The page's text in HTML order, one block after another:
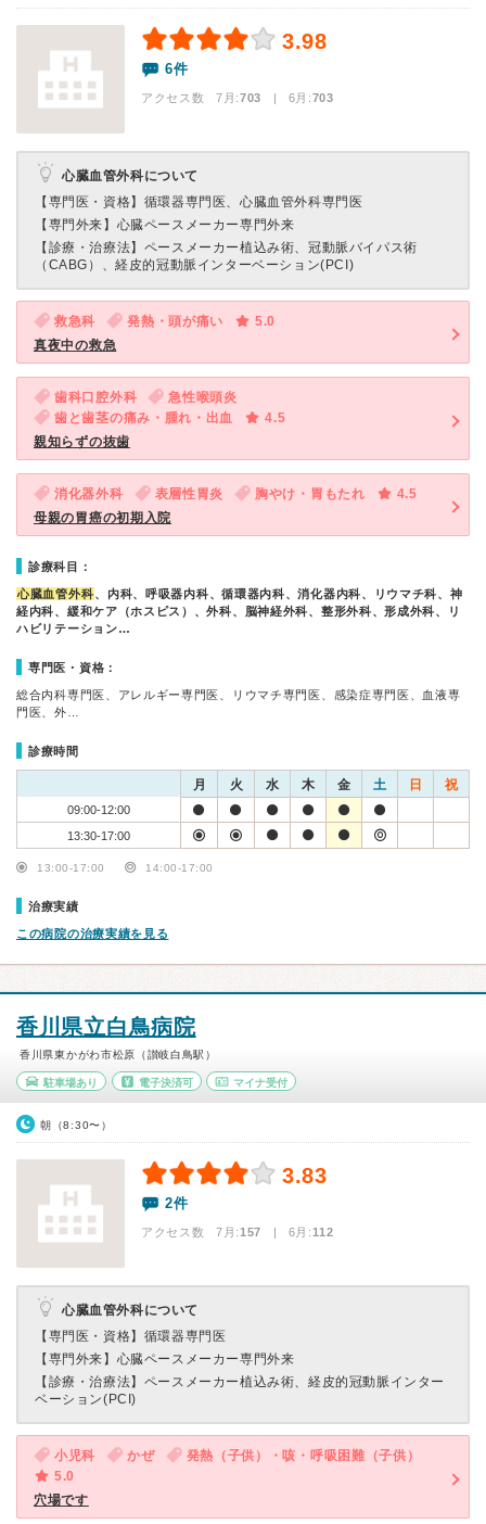
3.98
6件
アクセス数 7月:703 | 6月:703
心臓血管外科について
【専門医・資格】 循環器専門医、心臓血管外科専門医
【専門外来】 心臓ペースメーカー専門外来
【診療・治療法】 ペースメーカー植込み術、冠動脈バイパス術
（CABG）、経皮的冠動脈インターベーション(PCI)
救急科 発熱・頭が痛い
5.0
真夜中の救急
歯科口腔外科
急性喉頭炎
歯と歯茎の痛み・腫れ・出血
4.5
親知らずの抜歯
消化器外科 表層性胃炎 胸やけ・胃もたれ
4.5
母親の胃癌の初期入院
診療科目：
心臓血管外科、内科、呼吸器内科、循環器内科、消化器内科、リウマチ科、神
経内科、緩和ケア（ホスピス）、外科、脳神経外科、整形外科、形成外科、リ
ハビリテーション…
専門医・資格：
総合内科専門医、アレルギー専門医、リウマチ専門医、感染症専門医、血液専
門医、外…
診療時間
月 火 水 木 金 土 日 祝
09:00-12:00
13:30-17:00
13:00-17:00 14:00-17:00
治療実績
この病院の治療実績を見る
香川県立白鳥病院
香川県東かがわ市松原（讃岐白鳥駅）
駐車場あり 電子決済可 マイナ受付
朝（8:30〜）
3.83
2件
アクセス数 7月:157 | 6月:112
心臓血管外科について
【専門医・資格】 循環器専門医
【専門外来】 心臓ペースメーカー専門外来
【診療・治療法】 ペースメーカー植込み術、経皮的冠動脈インター
ベーション(PCI)
小児科 かぜ
発熱（子供）・咳・呼吸困難（子供）
5.0
穴場です